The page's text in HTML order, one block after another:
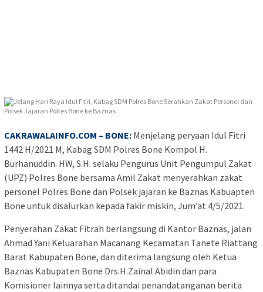
CAKRAWALAINFO.COM – BONE: Menjelang peryaan Idul Fitri
1442 H/2021 M, Kabag SDM Polres Bone Kompol H.
Burhanuddin. HW, S.H. selaku Pengurus Unit Pengumpul Zakat
(UPZ) Polres Bone bersama Amil Zakat menyerahkan zakat
personel Polres Bone dan Polsek jajaran ke Baznas Kabuapten
Bone untuk disalurkan kepada fakir miskin, Jum’at 4/5/2021.
Penyerahan Zakat Fitrah berlangsung di Kantor Baznas, jalan
Ahmad Yani Keluarahan Macanang Kecamatan Tanete Riattang
Barat Kabupaten Bone, dan diterima langsung oleh Ketua
Baznas Kabupaten Bone Drs.H.Zainal Abidin dan para
Komisioner lainnya serta ditandai penandatanganan berita